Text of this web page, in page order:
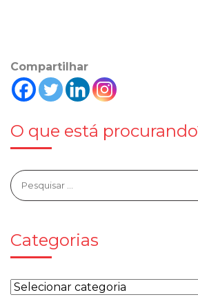
Compartilhar
O que está
Categorias